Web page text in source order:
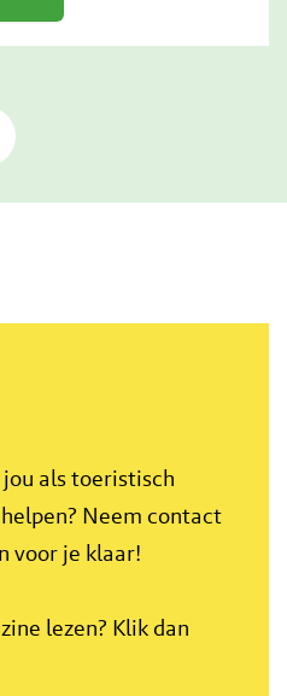
als toeristisch
Neem contact
voor je klaar!
lezen? Klik dan